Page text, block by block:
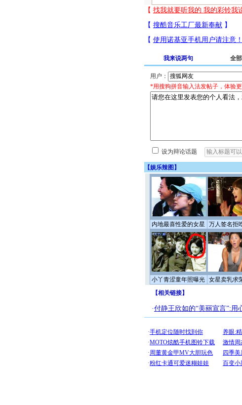
我来说两句 全
用户：
*用搜狗拼音输入法发帖子，体验
设为辩论话题
【娱乐辣图 】
内地最喜性爱的女星 万人签名拒
小丫青涩童年照曝光 女星卖乳求
【相关链接】
·付静王欣如的“美丽宣言”:用